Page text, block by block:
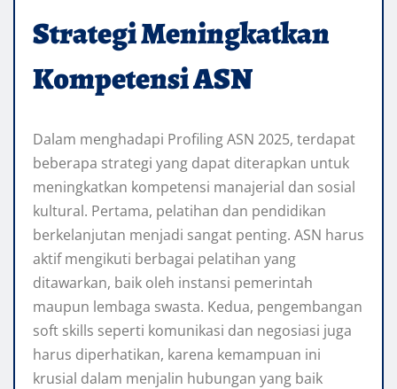
Strategi Meningkatkan
Kompetensi ASN
Dalam menghadapi Profiling ASN 2025, terdapat
beberapa strategi yang dapat diterapkan untuk
meningkatkan kompetensi manajerial dan sosial
kultural. Pertama, pelatihan dan pendidikan
berkelanjutan menjadi sangat penting. ASN harus
aktif mengikuti berbagai pelatihan yang
ditawarkan, baik oleh instansi pemerintah
maupun lembaga swasta. Kedua, pengembangan
soft skills seperti komunikasi dan negosiasi juga
harus diperhatikan, karena kemampuan ini
krusial dalam menjalin hubungan yang baik